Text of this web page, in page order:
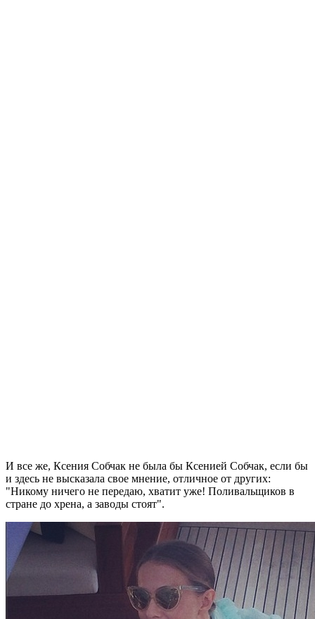
И все же, Ксения Собчак не была бы Ксенией Собчак, если бы
и здесь не высказала свое мнение, отличное от других:
"Никому ничего не передаю, хватит уже! Поливальщиков в
стране до хрена, а заводы стоят".